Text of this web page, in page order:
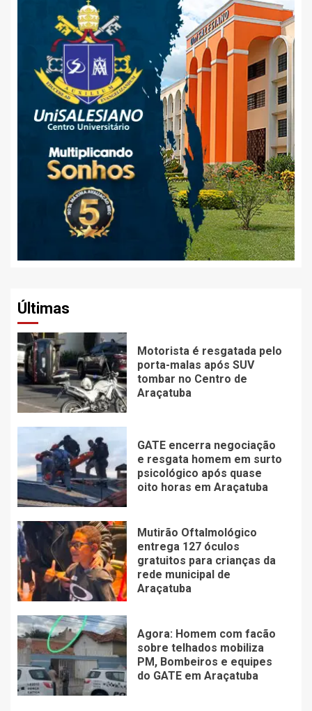
Últimas
Motorista é resgatada pelo
porta-malas após SUV
tombar no Centro de
Araçatuba
GATE encerra negociação
e resgata homem em surto
psicológico após quase
oito horas em Araçatuba
Mutirão Oftalmológico
entrega 127 óculos
gratuitos para crianças da
rede municipal de
Araçatuba
Agora: Homem com facão
sobre telhados mobiliza
PM, Bombeiros e equipes
do GATE em Araçatuba